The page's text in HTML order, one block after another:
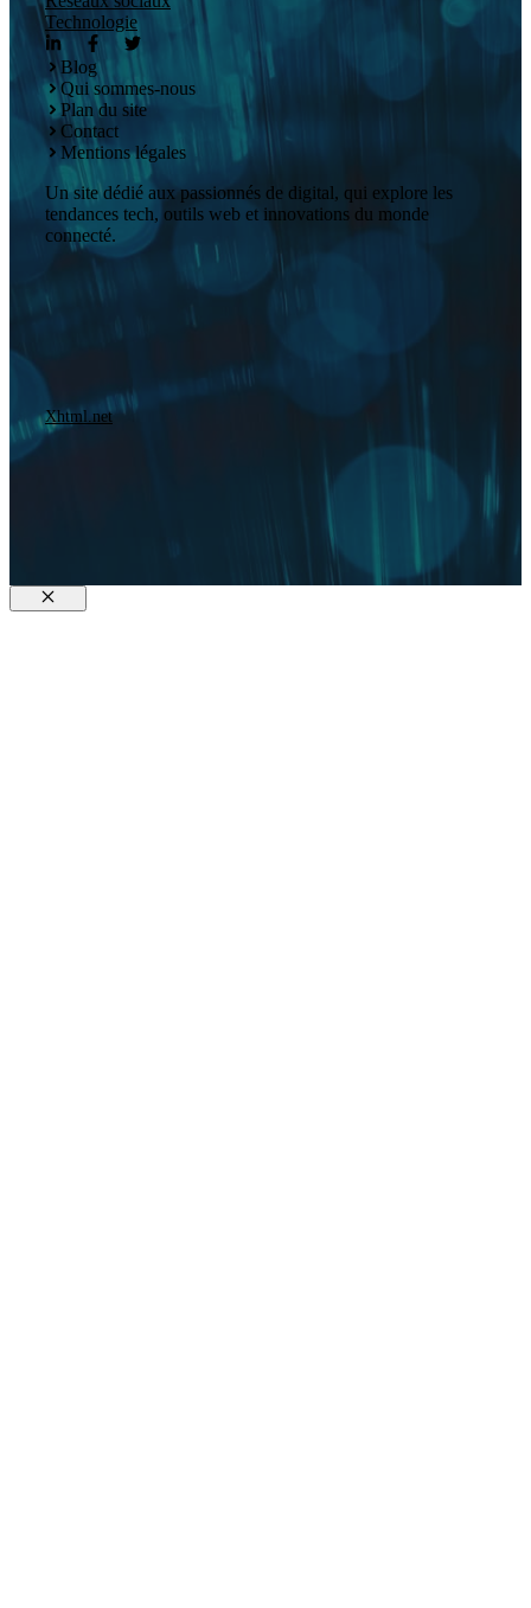
Technologie
Blog
Qui sommes-nous
Plan du site
Contact
Mentions légales
Un site dédié aux passionnés de digital, qui explore les
tendances tech, outils web et innovations du monde
connecté.
Xhtml.net
Fermer